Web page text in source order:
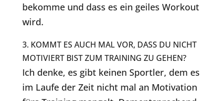
bekomme und dass es ein geiles Workout
wird.
3. KOMMT ES AUCH MAL VOR, DASS DU NICHT
MOTIVIERT BIST ZUM TRAINING ZU GEHEN?
Ich denke, es gibt keinen Sportler, dem es
im Laufe der Zeit nicht mal an Motivation